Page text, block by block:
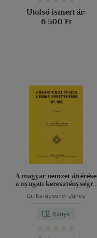
Utolsó ismert ár:
6 500 Ft
A magyar nemzet áttérése
a nyugati kereszténységre
Dr. Karácsonyi János
Könyv